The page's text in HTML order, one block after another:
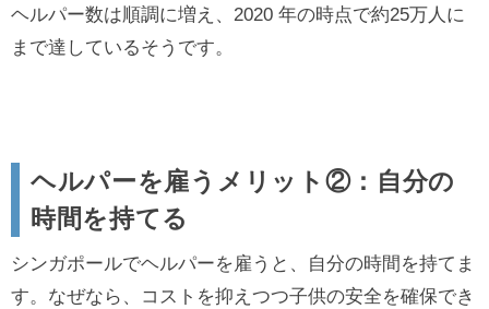
ヘルパー数は順調に増え、2020 年の時点で約25万人に
まで達しているそうです。
ヘルパーを雇うメリット②：自分の
時間を持てる
シンガポールでヘルパーを雇うと、自分の時間を持てま
す。なぜなら、コストを抑えつつ子供の安全を確保でき